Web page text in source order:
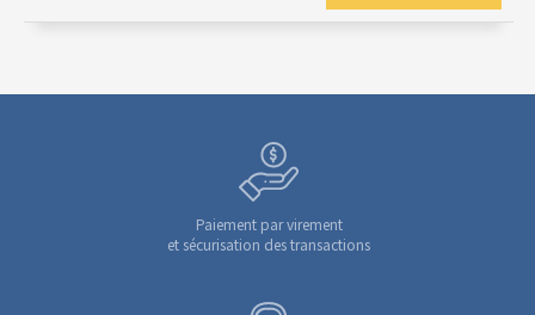
Paiement par virement
et sécurisation des transactions